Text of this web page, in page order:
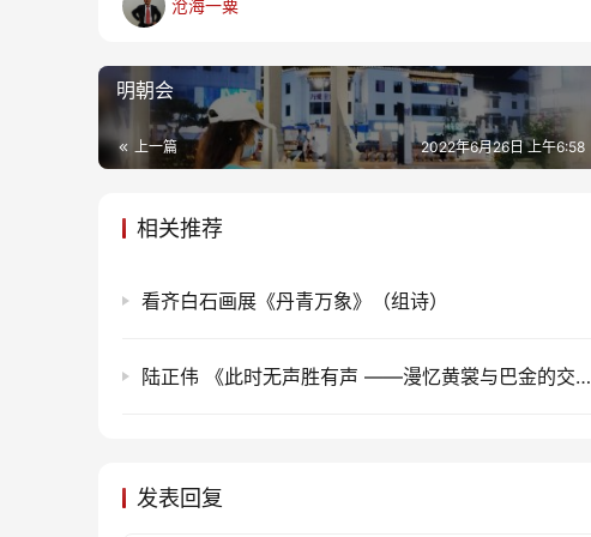
沧海一粟
明朝会
上一篇 2022年6月26日 上午6:58
相关推荐
看齐白石画展《丹青万象》（组诗）
陆正伟 《此时无声胜有声 ——漫忆黄裳与巴金的交往》
发表回复